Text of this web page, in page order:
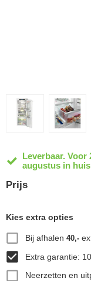
Leverbaar. Voor
augustus in
Prijs
Kies extra opties
Bij afhalen 40,-
Extra garantie:
Neerzetten en